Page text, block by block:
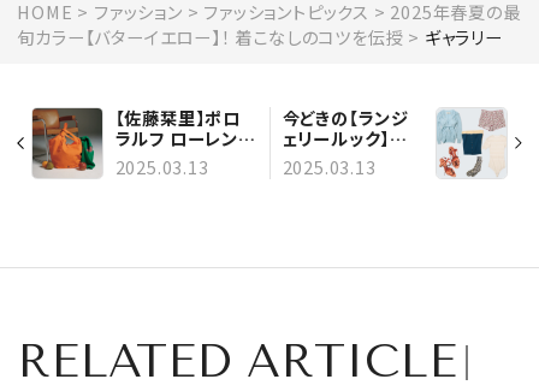
HOME ファッション ファッショントピックス
2025年春夏の最
旬カラー【バターイエロー】！ 着こなしのコツを伝授
ギャラリー
【佐藤栞里】ポロ
ラルフ ローレンの
ビッグトートを差
し色に！
2025.03.13
今どきの【ランジ
ェリールック】に
あるといいもの９
選。【フェティコ】
2025.03.13
RELATED ARTICLE